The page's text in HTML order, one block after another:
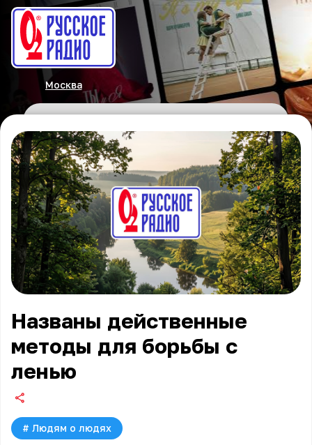
Москва
Названы действенные
методы для борьбы с
ленью
# Людям о людях